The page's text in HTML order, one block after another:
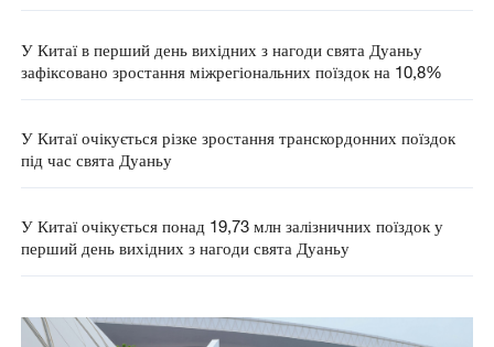
У Китаї в перший день вихідних з нагоди свята Дуаньу
зафіксовано зростання міжрегіональних поїздок на 10,8%
У Китаї очікується різке зростання транскордонних поїздок
під час свята Дуаньу
У Китаї очікується понад 19,73 млн залізничних поїздок у
перший день вихідних з нагоди свята Дуаньу